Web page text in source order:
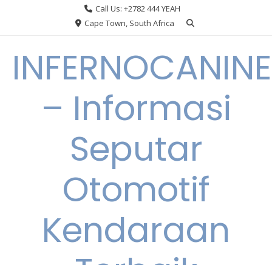
Call Us: +2782 444 YEAH
Cape Town, South Africa
INFERNOCANINE
– Informasi
Seputar
Otomotif
Kendaraan